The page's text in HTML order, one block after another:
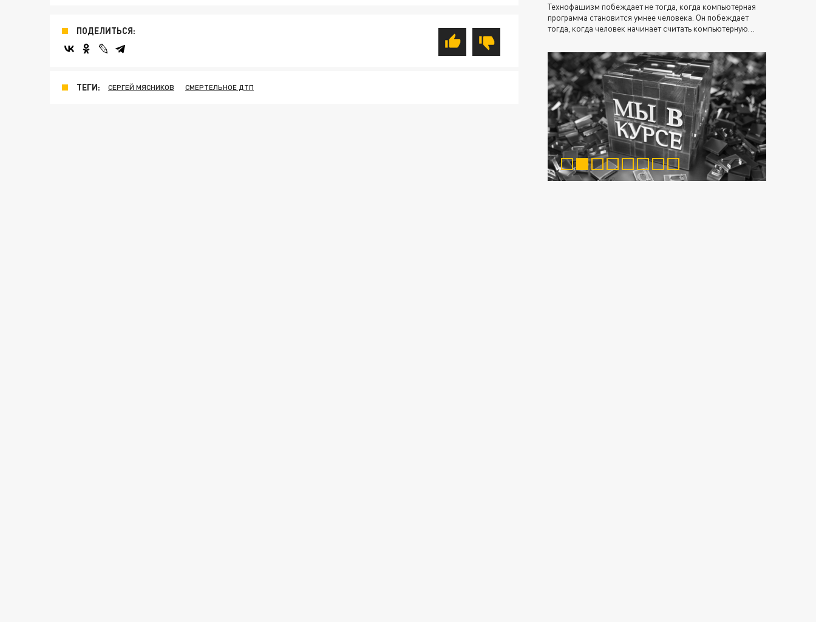
ПОДЕЛИТЬСЯ:
ТЕГИ: СЕРГЕЙ МЯСНИКОВ СМЕРТЕЛЬНОЕ ДТП
Технофашизм побеждает не тогда, когда компьютерная
программа становится умнее человека. Он побеждает
тогда, когда человек начинает считать компьютерную